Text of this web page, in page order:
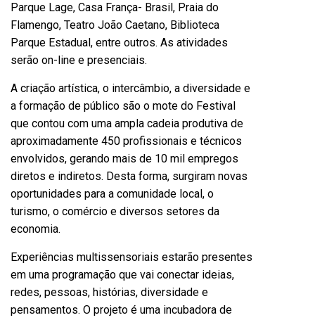
Parque Lage, Casa França- Brasil, Praia do
Flamengo, Teatro João Caetano, Biblioteca
Parque Estadual, entre outros. As atividades
serão on-line e presenciais.
A criação artística, o intercâmbio, a diversidade e
a formação de público são o mote do Festival
que contou com uma ampla cadeia produtiva de
aproximadamente 450 profissionais e técnicos
envolvidos, gerando mais de 10 mil empregos
diretos e indiretos. Desta forma, surgiram novas
oportunidades para a comunidade local, o
turismo, o comércio e diversos setores da
economia.
Experiências multissensoriais estarão presentes
em uma programação que vai conectar ideias,
redes, pessoas, histórias, diversidade e
pensamentos. O projeto é uma incubadora de